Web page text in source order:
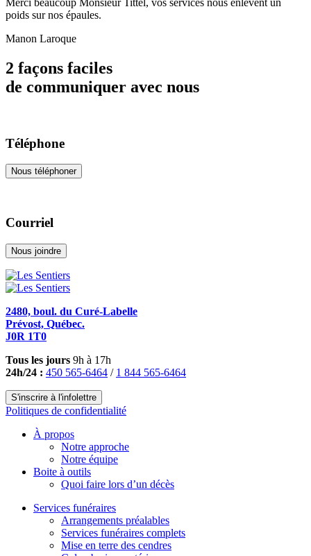
Merci beaucoup Monsieur Tittel, vos services nous enlèvent un
poids sur nos épaules.
Manon Laroque
2 façons faciles
de communiquer avec nous
Téléphone
Nous téléphoner
Courriel
Nous joindre
2480, boul. du Curé-Labelle
Prévost, Québec.
J0R 1T0
Tous les jours 9h à 17h
24h/24 : 450 565-6464 / 1 844 565-6464
S'inscrire à l'infolettre
Politiques de confidentialité
À propos
Notre approche
Notre équipe
Boite à outils
Quoi faire lors d’un décès
Services funéraires
Arrangements préalables
Services funéraires complets
Mise en terre des cendres